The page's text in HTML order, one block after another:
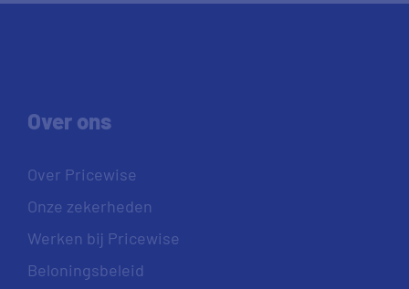
Over ons
Over Pricewise
Onze zekerheden
Werken bij Pricewise
Beloningsbeleid